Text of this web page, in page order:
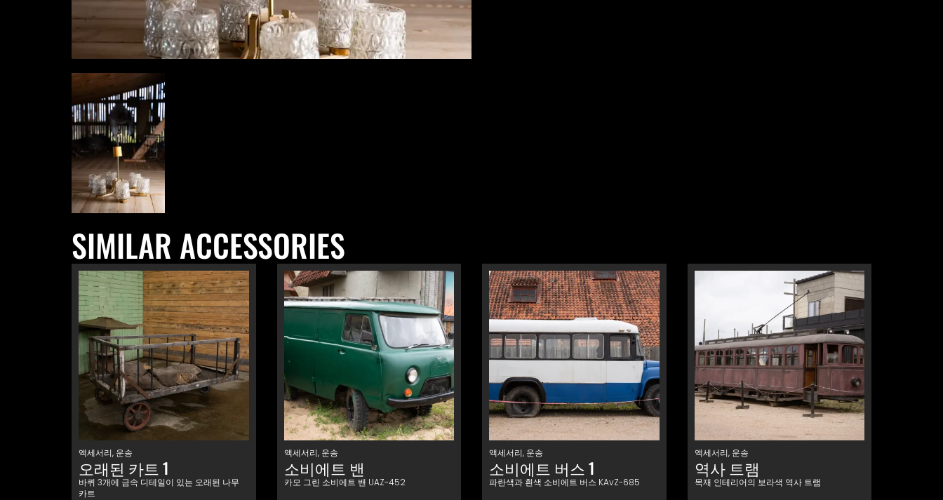
SIMILAR ACCESSORIES
액세서리, 운송
오래된 카트 1
바퀴 3개에 금속 디테일이 있는 오래된 나무
카트
액세서리, 운송
소비에트 밴
카모 그린 소비에트 밴 UAZ-452
액세서리, 운송
소비에트 버스 1
파란색과 흰색 소비에트 버스 KAvZ-685
액세서리, 운송
역사 트램
목재 인테리어의 보라색 역사 트램